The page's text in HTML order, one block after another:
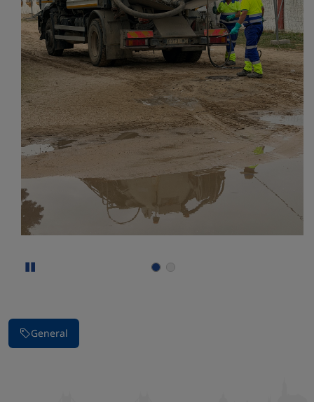
Parar la presentación de imágenes
General